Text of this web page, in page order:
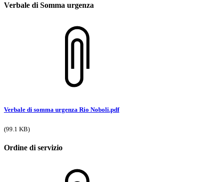
Verbale di Somma urgenza
Verbale di somma urgenza Rio Noboli.pdf
(99.1 KB)
Ordine di servizio